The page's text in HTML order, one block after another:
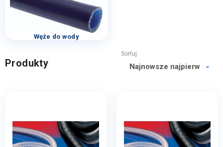
Węże do wody
Produkty
Sortuj